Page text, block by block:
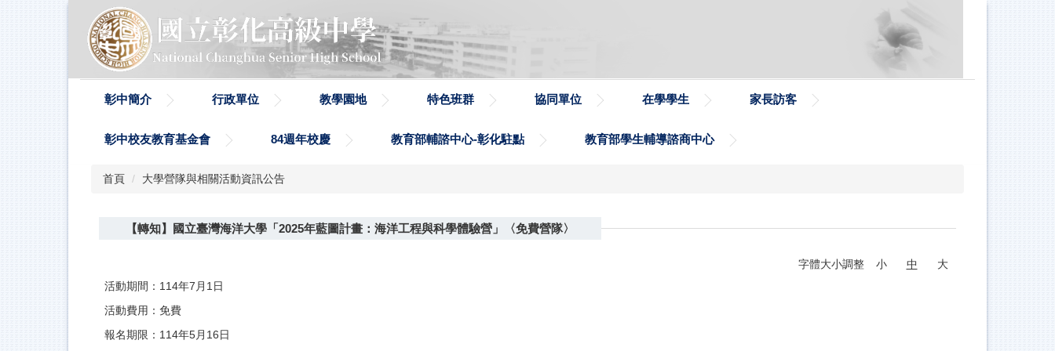
彰中簡介 行政單位 教學園地 特色班群 協同單位 在學學生 家長訪客
彰中校友教育基金會 84週年校慶 教育部輔諮中心-彰化駐點 教育部學生輔導諮商中心
首頁 大學營隊與相關活動資訊公告
【轉知】國立臺灣海洋大學「2025年藍圖計畫：海洋工程與科學體驗營」〈免費營隊〉
字體大小調整 小 中
大
活動期間：114年7月1日
活動費用：免費
報名期限：114年5月16日